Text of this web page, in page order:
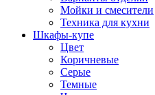
Мойки и смесители
Техника для кухни
Шкафы-купе
Цвет
Коричневые
Серые
Темные